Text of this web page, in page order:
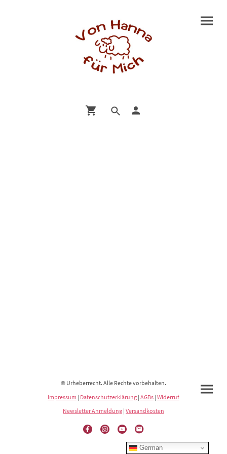
© Urheberrecht. Alle Rechte vorbehalten.
Impressum | Datenschutzerklärung | AGBs | Widerruf
Newsletter Anmeldung | Versandkosten
German